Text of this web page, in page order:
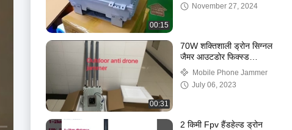
00:15
November 27, 2024
00:31
70W शक्तिशाली ड्रोन सिग्नल
जैमर आउटडोर फिक्स्ड
वाटरप्रूफ 1.5 किमी दूरी
Mobile Phone Jammer
July 06, 2023
2 किमी Fpv हैंडहेल्ड ड्रोन